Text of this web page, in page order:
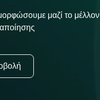
μαζί το μέλλον